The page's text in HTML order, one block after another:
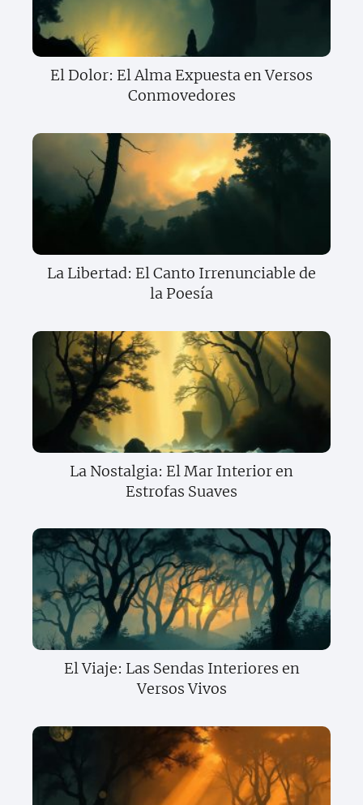
El Dolor: El Alma Expuesta en Versos
Conmovedores
La Libertad: El Canto Irrenunciable de
la Poesía
La Nostalgia: El Mar Interior en
Estrofas Suaves
El Viaje: Las Sendas Interiores en
Versos Vivos